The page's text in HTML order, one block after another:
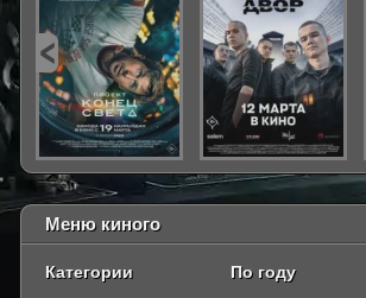
Меню киного
Категории По году